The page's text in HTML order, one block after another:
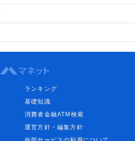
ランキング
基礎知識
消費者金融ATM検索
運営方針・編集方針